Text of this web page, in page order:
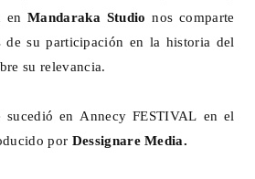
enMandaraka Studio nos comparte
de su participación en la historia del
su relevancia.
sucedió en Annecy FESTIVAL en el
por Dessignare Media.